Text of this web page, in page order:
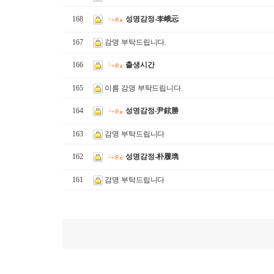
168 성명감정-李峨忈
167 감명 부탁드립니다.
166 출생시간
165 이름 감명 부탁드립니다.
164 성명감정-尹鉉勝
163 감명 부탁드립니다
162 성명감정-朴履㻽
161 감명 부탁드립니다